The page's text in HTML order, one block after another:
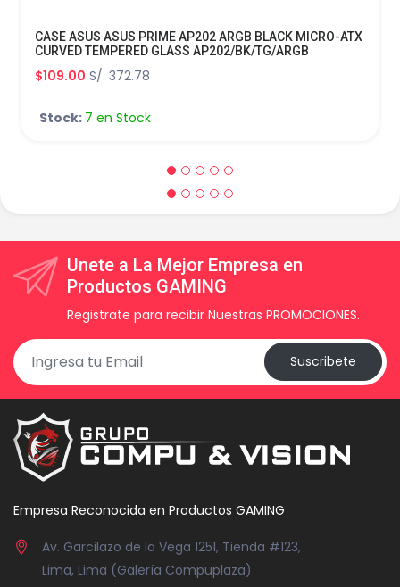
CASE ASUS ASUS PRIME AP202 ARGB BLACK MICRO-ATX
CURVED TEMPERED GLASS AP202/BK/TG/ARGB
$109.00 S/. 372.78
Stock: 7 en Stock
Unete a La Mejor Empresa en
Productos GAMING
Registrate para recibir Nuestras PROMOCIONES.
Suscribete
Empresa Reconocida en Productos GAMING
Av. Garcilazo de la Vega 1251, Tienda #123,
Lima, Lima (Galería Compuplaza)